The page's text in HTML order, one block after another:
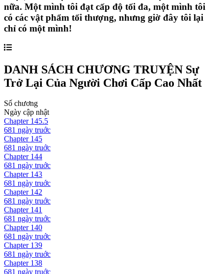
nữa. Một mình tôi đạt cấp độ tối đa, một mình tôi
có các vật phẩm tối thượng, nhưng giờ đây tôi lại
chỉ có một mình!
DANH SÁCH CHƯƠNG TRUYỆN Sự
Trở Lại Của Người Chơi Cấp Cao Nhất
Số chương
Ngày cập nhật
Chapter 145.5
681 ngày truớc
Chapter 145
681 ngày truớc
Chapter 144
681 ngày truớc
Chapter 143
681 ngày truớc
Chapter 142
681 ngày truớc
Chapter 141
681 ngày truớc
Chapter 140
681 ngày truớc
Chapter 139
681 ngày truớc
Chapter 138
681 ngày truớc